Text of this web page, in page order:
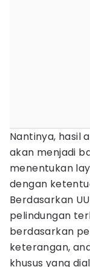
Nantinya, hasil
akan menjadi
menentukan
dengan
Berdasarkan
pelindungan
berdasarkan
keterangan,
khusus yang